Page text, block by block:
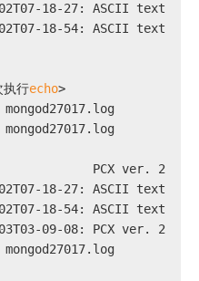
02T07-18-27: ASCII text,
02T07-18-54: ASCII text,
执行echo>
PCX ver. 2.5
02T07-18-27: ASCII text,
02T07-18-54: ASCII text,
09-08: PCX ver. 2.5